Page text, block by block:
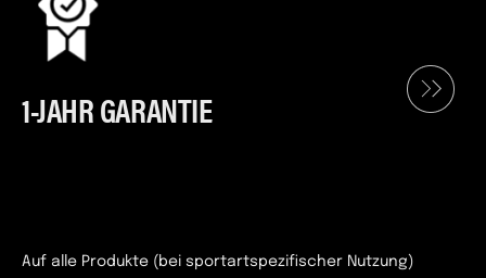
1-JAHR GARANTIE
Auf alle Produkte (bei sportartspezifischer Nutzung)